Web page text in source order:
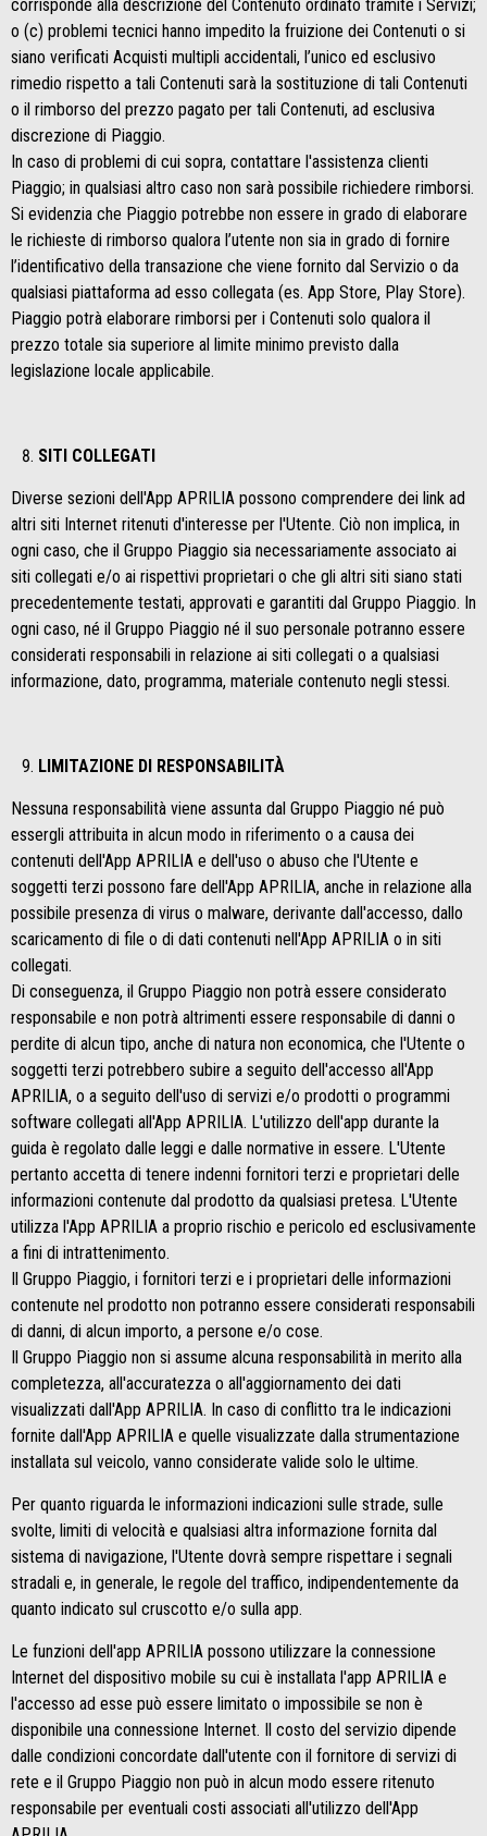
corrisponde alla descrizione del Contenuto ordinato tramite i Servizi;
o (c) problemi tecnici hanno impedito la fruizione dei Contenuti o si
siano verificati Acquisti multipli accidentali, l’unico ed esclusivo
rimedio rispetto a tali Contenuti sarà la sostituzione di tali Contenuti
o il rimborso del prezzo pagato per tali Contenuti, ad esclusiva
discrezione di Piaggio.
In caso di problemi di cui sopra, contattare l'assistenza clienti
Piaggio; in qualsiasi altro caso non sarà possibile richiedere rimborsi.
Si evidenzia che Piaggio potrebbe non essere in grado di elaborare
le richieste di rimborso qualora l’utente non sia in grado di fornire
l’identificativo della transazione che viene fornito dal Servizio o da
qualsiasi piattaforma ad esso collegata (es. App Store, Play Store).
Piaggio potrà elaborare rimborsi per i Contenuti solo qualora il
prezzo totale sia superiore al limite minimo previsto dalla
legislazione locale applicabile.
SITI COLLEGATI
Diverse sezioni dell'App APRILIA possono comprendere dei link ad
altri siti Internet ritenuti d'interesse per l'Utente. Ciò non implica, in
ogni caso, che il Gruppo Piaggio sia necessariamente associato ai
siti collegati e/o ai rispettivi proprietari o che gli altri siti siano stati
precedentemente testati, approvati e garantiti dal Gruppo Piaggio. In
ogni caso, né il Gruppo Piaggio né il suo personale potranno essere
considerati responsabili in relazione ai siti collegati o a qualsiasi
informazione, dato, programma, materiale contenuto negli stessi.
LIMITAZIONE DI RESPONSABILITÀ
Nessuna responsabilità viene assunta dal Gruppo Piaggio né può
essergli attribuita in alcun modo in riferimento o a causa dei
contenuti dell'App APRILIA e dell'uso o abuso che l'Utente e
soggetti terzi possono fare dell'App APRILIA, anche in relazione alla
possibile presenza di virus o malware, derivante dall'accesso, dallo
scaricamento di file o di dati contenuti nell'App APRILIA o in siti
collegati.
Di conseguenza, il Gruppo Piaggio non potrà essere considerato
responsabile e non potrà altrimenti essere responsabile di danni o
perdite di alcun tipo, anche di natura non economica, che l'Utente o
soggetti terzi potrebbero subire a seguito dell'accesso all'App
APRILIA, o a seguito dell'uso di servizi e/o prodotti o programmi
software collegati all'App APRILIA. L'utilizzo dell'app durante la
guida è regolato dalle leggi e dalle normative in essere. L'Utente
pertanto accetta di tenere indenni fornitori terzi e proprietari delle
informazioni contenute dal prodotto da qualsiasi pretesa. L'Utente
utilizza l'App APRILIA a proprio rischio e pericolo ed esclusivamente
a fini di intrattenimento.
Il Gruppo Piaggio, i fornitori terzi e i proprietari delle informazioni
contenute nel prodotto non potranno essere considerati responsabili
di danni, di alcun importo, a persone e/o cose.
Il Gruppo Piaggio non si assume alcuna responsabilità in merito alla
completezza, all'accuratezza o all'aggiornamento dei dati
visualizzati dall'App APRILIA. In caso di conflitto tra le indicazioni
fornite dall'App APRILIA e quelle visualizzate dalla strumentazione
installata sul veicolo, vanno considerate valide solo le ultime.
Per quanto riguarda le informazioni indicazioni sulle strade, sulle
svolte, limiti di velocità e qualsiasi altra informazione fornita dal
sistema di navigazione, l'Utente dovrà sempre rispettare i segnali
stradali e, in generale, le regole del traffico, indipendentemente da
quanto indicato sul cruscotto e/o sulla app.
Le funzioni dell'app APRILIA possono utilizzare la connessione
Internet del dispositivo mobile su cui è installata l'app APRILIA e
l'accesso ad esse può essere limitato o impossibile se non è
disponibile una connessione Internet. Il costo del servizio dipende
dalle condizioni concordate dall'utente con il fornitore di servizi di
rete e il Gruppo Piaggio non può in alcun modo essere ritenuto
responsabile per eventuali costi associati all'utilizzo dell'App